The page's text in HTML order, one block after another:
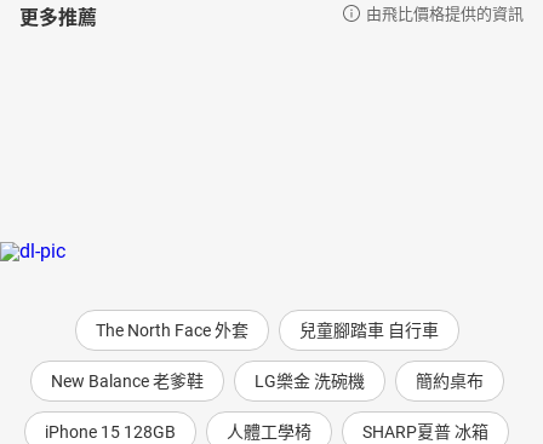
更多推薦 由飛比價格提供的資訊
The North Face 外套 兒童腳踏車 自行車
New Balance 老爹鞋 LG樂金 洗碗機 簡約桌布
iPhone 15 128GB 人體工學椅 SHARP夏普 冰箱